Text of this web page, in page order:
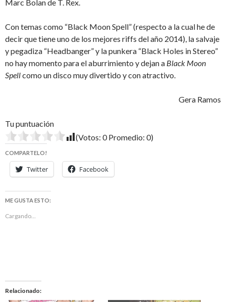
Marc Bolan de T. Rex.
Con temas como “Black Moon Spell” (respecto a la cual he de
decir que tiene uno de los mejores riffs del año 2014), la salvaje
y pegadiza “Headbanger” y la punkera “Black Holes in Stereo”
no hay momento para el aburrimiento y dejan a Black Moon
Spellcomo un disco muy divertido y con atractivo.
Gera Ramos
Tu puntuación
(Votos: 0Promedio: 0)
COMPARTELO!
Twitter Facebook
ME GUSTA ESTO:
Cargando...
Relacionado